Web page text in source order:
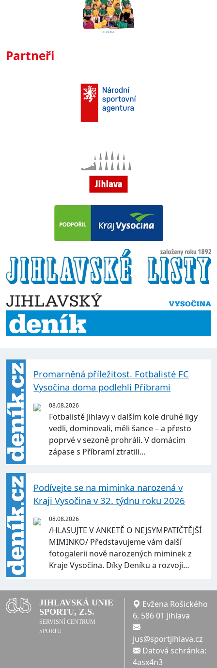
Partneři
Promarněná příležitost. Fotbalisté FC
Vysočina doma podlehli Příbrami
08.08.2026
Fotbalisté Jihlavy v dalším kole druhé ligy
vedli, dominovali, měli šance – a přesto
poprvé v sezoně prohráli. V domácím
zápase s Příbramí ztratili…
Podívejte se na miminka narozená v
Kraji Vysočina v 32. týdnu roku 2026
08.08.2026
/HLASUJTE V ANKETĚ O NEJSYMPATIČTĚJŠÍ
MIMINKO/ Představujeme vám další
fotogalerii nově narozených miminek z
Kraje Vysočina. Díky Deníku a rozvoji…
JIHLAVSKÁ UNIE
SPORTU, Z.S.
SERVISNÍ CENTRUM
SPORTU
Evžena Rošického
6, 586 01 Jihlava
jus@sportjihlava.cz
Datová schránka:
4asx4n3